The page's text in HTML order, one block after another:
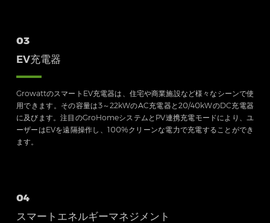
03
EV充電器
GrowattのスマートEV充電器は、住宅や商業施設など様々なシーンで使
用できます。その容量は3～22kWのAC充電器と20/40kWのDC充電器
に及びます。注目のGroHomeシステムとPV連携充電モードにより、ユ
ーザーはEVを遠隔操作し、100%クリーンな電力で充電することができ
ます。
04
スマートエネルギーマネジメント